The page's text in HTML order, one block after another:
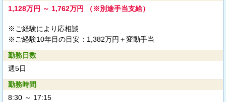
1,128万円 ～ 1,762万円 （※別途手当支給）
※ご経験により応相談
※ご経験10年目の目安：1,382万円＋変動手当
勤務日数
週5日
勤務時間
8:30 ～ 17:15